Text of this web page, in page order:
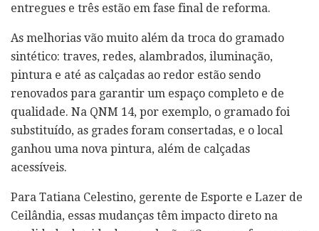
entregues e três estão em fase final de reforma.
As melhorias vão muito além da troca do gramado
sintético: traves, redes, alambrados, iluminação,
pintura e até as calçadas ao redor estão sendo
renovados para garantir um espaço completo e de
qualidade. Na QNM 14, por exemplo, o gramado foi
substituído, as grades foram consertadas, e o local
ganhou uma nova pintura, além de calçadas
acessíveis.
Para Tatiana Celestino, gerente de Esporte e Lazer de
Ceilândia, essas mudanças têm impacto direto na